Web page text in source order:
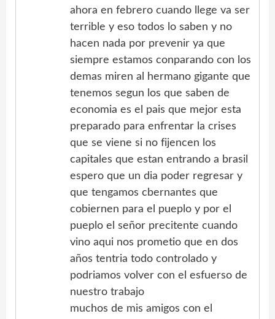
ahora en febrero cuando llege va ser
terrible y eso todos lo saben y no
hacen nada por prevenir ya que
siempre estamos conparando con los
demas miren al hermano gigante que
tenemos segun los que saben de
economia es el pais que mejor esta
preparado para enfrentar la crises
que se viene si no fijencen los
capitales que estan entrando a brasil
espero que un dia poder regresar y
que tengamos cbernantes que
cobiernen para el pueplo y por el
pueplo el señor precitente cuando
vino aqui nos prometio que en dos
años tentria todo controlado y
podriamos volver con el esfuerso de
nuestro trabajo
muchos de mis amigos con el